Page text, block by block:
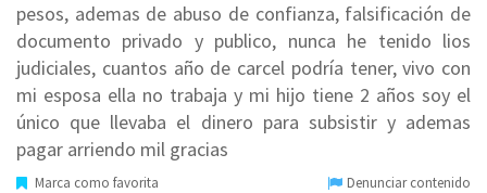
pesos, ademas de abuso de confianza, falsificación de
documento privado y publico, nunca he tenido lios
judiciales, cuantos año de carcel podría tener, vivo con
mi esposa ella no trabaja y mi hijo tiene 2 años soy el
único que llevaba el dinero para subsistir y ademas
pagar arriendo mil gracias
Marca como favorita Denunciar contenido